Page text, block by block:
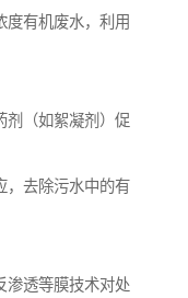
有机废水，利用
（如絮凝剂）促
去除污水中的有
透等膜技术对处